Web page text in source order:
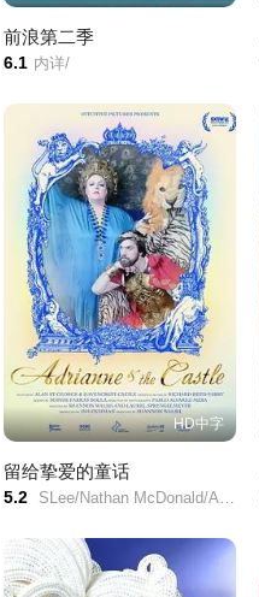
前浪第二季
6.1 内详/
HD中字
留给挚爱的童话
5.2 SLee/Nathan McDonald/Alan St-George/